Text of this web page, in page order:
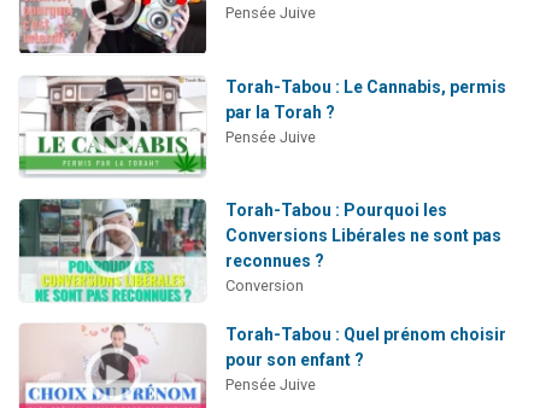
Pensée Juive
Torah-Tabou : Le Cannabis, permis
par la Torah ?
Pensée Juive
Torah-Tabou : Pourquoi les
Conversions Libérales ne sont pas
reconnues ?
Conversion
Torah-Tabou : Quel prénom choisir
pour son enfant ?
Pensée Juive